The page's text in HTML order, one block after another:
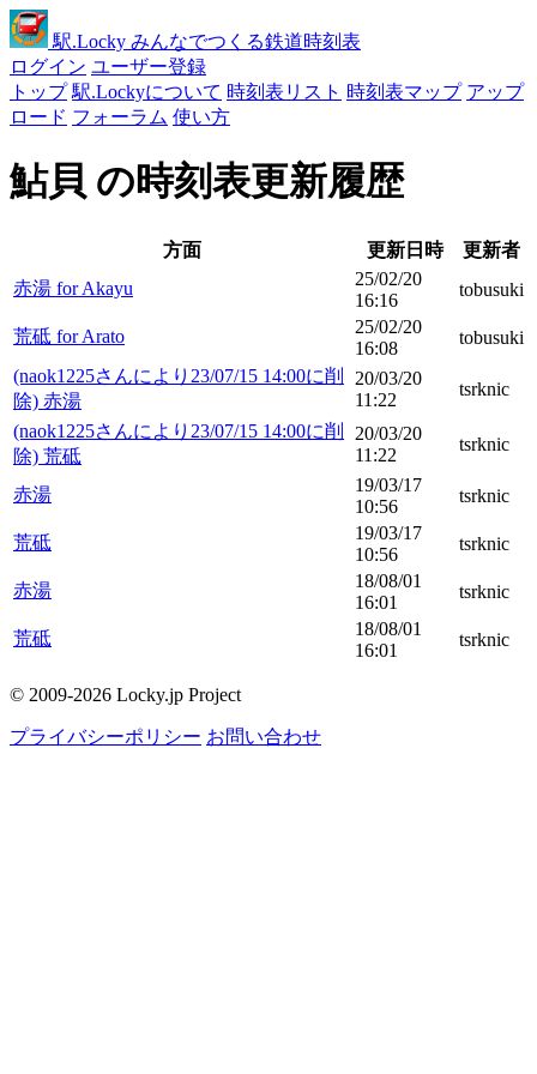
駅.Locky みんなでつくる鉄道時刻表
ログイン ユーザー登録
トップ 駅.Lockyについて 時刻表リスト 時刻表マップ アップ
ロード フォーラム 使い方
鮎貝 の時刻表更新履歴
方面 更新日時
更新者
赤湯 for Akayu
25/02/20
16:16
tobusuki
荒砥 for Arato
25/02/20
16:08
tobusuki
(naok1225さんにより23/07/15 14:00に削
除) 赤湯
20/03/20
11:22
tsrknic
(naok1225さんにより23/07/15 14:00に削
除) 荒砥
20/03/20
11:22
tsrknic
赤湯
19/03/17
10:56
tsrknic
荒砥
19/03/17
10:56
tsrknic
赤湯
18/08/01
16:01
tsrknic
荒砥
18/08/01
16:01
tsrknic
© 2009-2026 Locky.jp Project
プライバシーポリシー お問い合わせ